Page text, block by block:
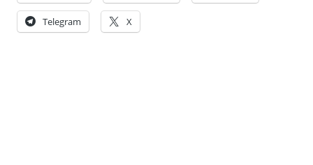
Telegram X